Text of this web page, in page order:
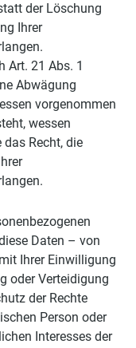
der Löschung
Ihrer
Art. 21 Abs. 1
Abwägung
vorgenommen
wessen
das Recht, die
Daten – von
Ihrer Einwilligung
oder Verteidigung
der Rechte
Person oder
Interesses der